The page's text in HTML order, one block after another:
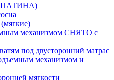
(ПАТИНА)
механизмом СНЯТО с
под двусторонний матрас
механизмом и
мягкости